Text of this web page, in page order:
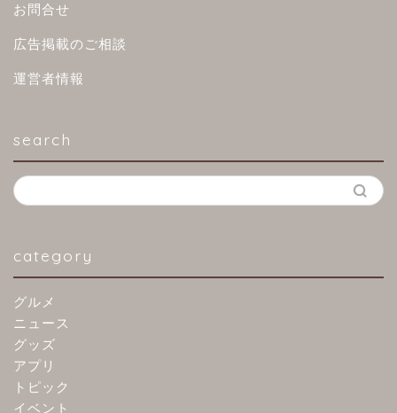
お問合せ
広告掲載のご相談
運営者情報
search
category
グルメ
ニュース
グッズ
アプリ
トピック
イベント